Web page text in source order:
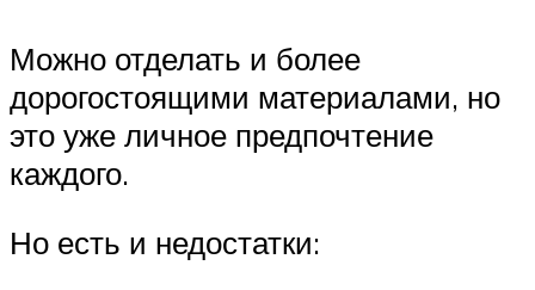
Можно отделать и более
дорогостоящими материалами, но
это уже личное предпочтение
каждого.
Но есть и недостатки: